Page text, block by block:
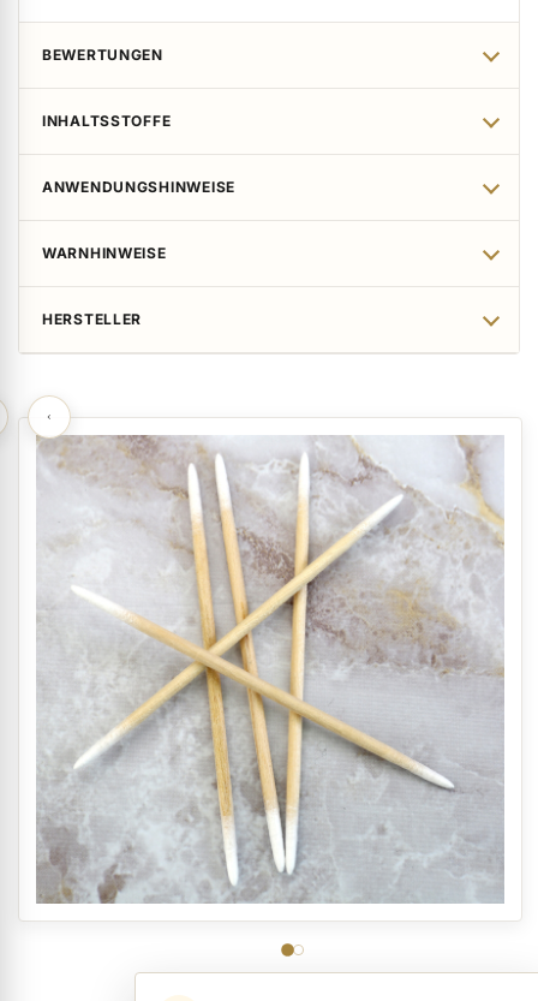
BEWERTUNGEN
INHALTSSTOFFE
ANWENDUNGSHINWEISE
WARNHINWEISE
HERSTELLER